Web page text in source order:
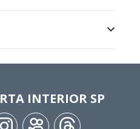
INTERIOR SP